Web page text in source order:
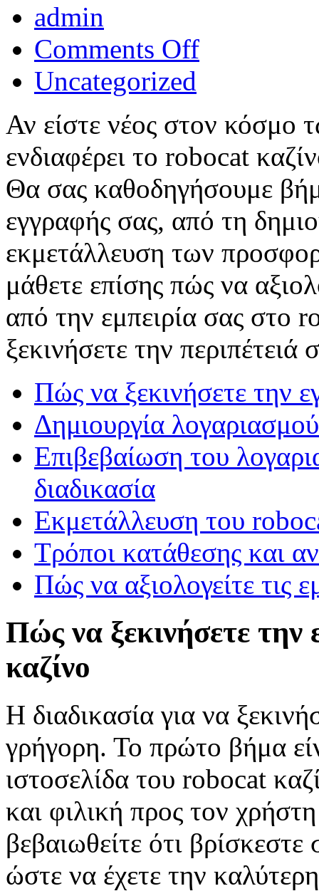
admin
Comments Offon
Οδηγός
εγγραφής
προς
για
αρχάριους
Uncategorized
Αν είστε νέος στον κόσμο
ενδιαφέρει το robocat
Θα σας καθοδηγήσουμε
εγγραφής σας, από τη
εκμετάλλευση των
μάθετε επίσης πώς να
από την εμπειρία σας στο
ξεκινήσετε την περιπέτειά
Πώς να ξεκινήσετε την
Δημιουργία
Επιβεβαίωση του
διαδικασία
Εκμετάλλευση του
Τρόποι κατάθεσης και
Πώς να αξιολογείτε τις
Πώς να ξεκινήσετε
καζίνο
Η διαδικασία για να
γρήγορη. Το πρώτο βήμα
ιστοσελίδα του robocat
και φιλική προς τον
βεβαιωθείτε ότι
ώστε να έχετε την